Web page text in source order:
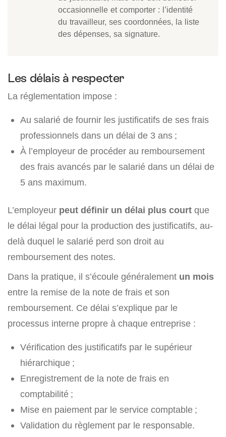
occasionnelle et comporter : l’identité
du travailleur, ses coordonnées, la liste
des dépenses, sa signature.
Les délais à respecter
La réglementation impose :
Au salarié de fournir les justificatifs de ses frais
professionnels dans un délai de 3 ans ;
À l’employeur de procéder au remboursement
des frais avancés par le salarié dans un délai de
5 ans maximum.
L’employeur peut définir un délai plus court que
le délai légal pour la production des justificatifs, au-
delà duquel le salarié perd son droit au
remboursement des notes.
Dans la pratique, il s’écoule généralement un mois
entre la remise de la note de frais et son
remboursement. Ce délai s’explique par le
processus interne propre à chaque entreprise :
Vérification des justificatifs par le supérieur
hiérarchique ;
Enregistrement de la note de frais en
comptabilité ;
Mise en paiement par le service comptable ;
Validation du règlement par le responsable.